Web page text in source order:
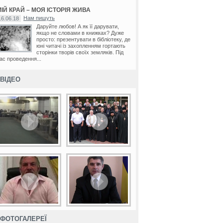
КРАЙ – МОЯ ІСТОРІЯ ЖИВА
Нам пишуть
Даруйте любов! А як її дарувати,
якщо не словами в книжках? Дуже
просто: презентувати в бібліотеку, де
юні читачі із захопленням гортають
сторінки творів своїх земляків. Під
проведення...
ВІДЕО
ФОТОГАЛЕРЕЇ